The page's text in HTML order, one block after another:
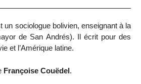
un sociologue bolivien, enseignant à la
de San Andrés). Il écrit pour des
et l’Amérique latine.
Françoise Couëdel.